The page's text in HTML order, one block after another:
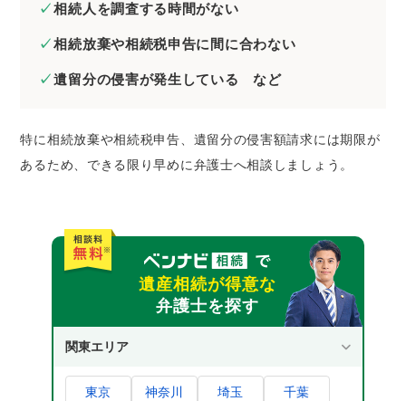
相続人を調査する時間がない
相続放棄や相続税申告に間に合わない
遺留分の侵害が発生している など
特に相続放棄や相続税申告、遺留分の侵害額請求には期限が
あるため、できる限り早めに弁護士へ相談しましょう。
遺産相続が得意な
弁護士を探す
関東エリア
東京 神奈川 埼玉 千葉